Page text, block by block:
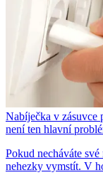
Nabíječka v zásuvce
není ten hlavní
Pokud necháváte
nehezky vymstít. V